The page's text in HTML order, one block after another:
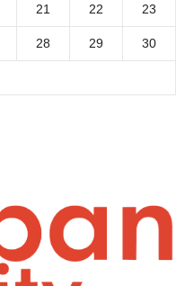
21 22 23
28 29 30